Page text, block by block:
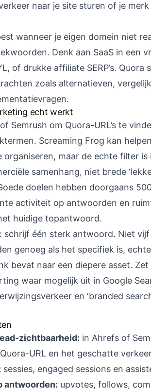
naar je site sturen of je
wanneer je eigen domein niet
Denk aan SaaS in een
of drukke affiliate SERP’s.
zoals alternatieven,
echt werkt
Semrush om Quora-URL’s te
Screaming Frog kan
maar de echte filter
samenhang, niet brede
doelen hebben doorgaans
activiteit op antwoorden en
huidige topantwoord.
schrijf één sterk antwoord. Niet
genoeg als het specifiek is,
bevat naar een diepere asset.
waar mogelijk uit in Google
en ‘branded
zichtbaarheid: in Ahrefs of
URL en het geschatte
sessies, engaged sessions en
antwoorden: upvotes, follows,